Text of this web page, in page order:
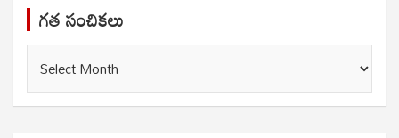
గత సంచికలు
గత
సంచికలు